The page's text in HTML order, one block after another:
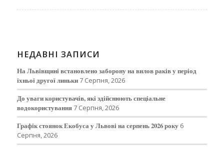
НЕДАВНІ ЗАПИСИ
На Львівщині встановлено заборону на вилов раків у період
їхньої другої линьки 7 Серпня, 2026
До уваги користувачів, які здійснюють спеціальне
водокористування 7 Серпня, 2026
Графік стоянок Екобуса у Львові на серпень 2026 року 6
Серпня, 2026